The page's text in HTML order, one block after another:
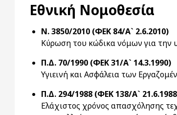
Εθνική Νομοθεσία
Ν. 3850/2010 (ΦΕΚ 84/Α` 2.6.2010)
Κύρωση του κώδικα νόμων για την
Π.Δ. 70/1990 (ΦΕΚ 31/Α` 14.3.1990)
Υγιεινή και Ασφάλεια των
Π.Δ. 294/1988 (ΦΕΚ 138/Α`
Ελάχιστος χρόνος απασχόλησης